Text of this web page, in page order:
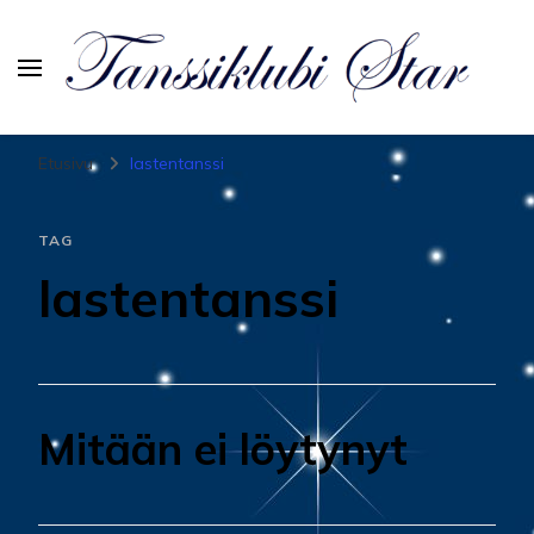
Tanssiurheiluseura Star
Etusivu lastentanssi
TAG
lastentanssi
Mitään ei löytynyt